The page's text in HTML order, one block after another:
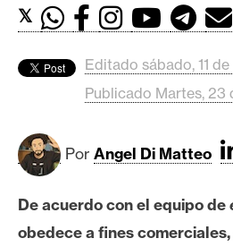
o
t
o
n
𝕏
Editado sábado, 11
Publicado Martes, 23
Por Angel Di Matteo
De acuerdo con el equipo de
obedece a fines